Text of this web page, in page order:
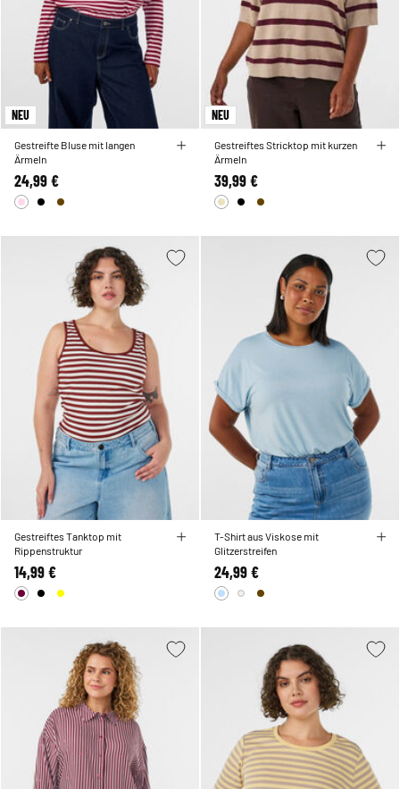
NEU
Gestreifte Bluse mit langen
Ärmeln
24,99 €
NEU
Gestreiftes Stricktop mit kurzen
Ärmeln
39,99 €
Gestreiftes Tanktop mit
Rippenstruktur
14,99 €
T-Shirt aus Viskose mit
Glitzerstreifen
24,99 €